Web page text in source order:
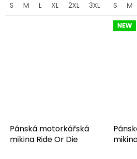
S
M L XL 2XL 3XL 4XL
S
M
Pánská motorkářská
mikina Ride Or Die
NEW